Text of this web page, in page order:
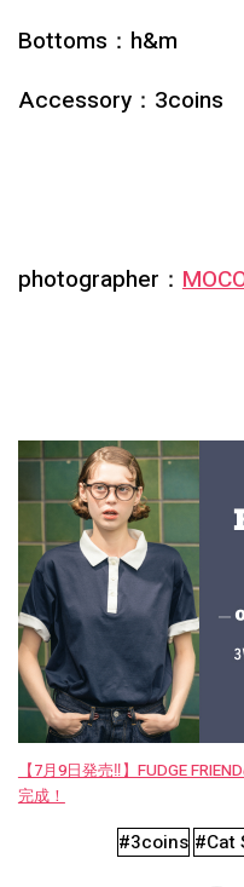
Bottoms： h&m
Accessory： 3coins
photographer：
【7月9日発売‼︎】FUDGE
完成！
#3coins #Cat